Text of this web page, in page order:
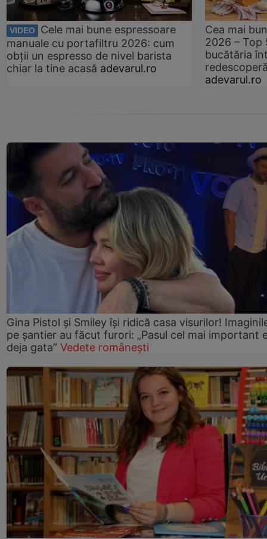
VIDEO
Cele mai bune espressoare
manuale cu portafiltru 2026: cum
obții un espresso de nivel barista
chiar la tine acasă adevarul.ro
Cea mai
2026 –
bucătăria
adevarul.ro
Gina Pistol și Smiley își ridică casa visurilor!
pe șantier au făcut furori: „Pasul cel mai important
deja gata” Vedete românești